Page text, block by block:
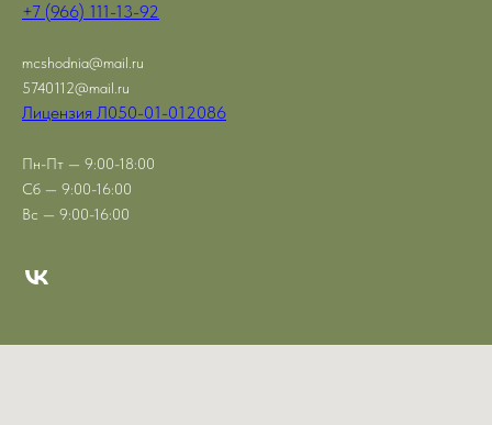
+7 (966) 111-13-92
mcshodnia@mail.ru
5740112@mail.ru
Лицензия Л050-01-012086
Пн-Пт — 9:00-18:00
Сб — 9:00-16:00
Вс — 9:00-16:00